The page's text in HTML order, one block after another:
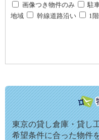
画像つき物件のみ 駐
地域
幹線道路沿い 1
東京の貸し倉庫・貸し
希望条件に合った物件